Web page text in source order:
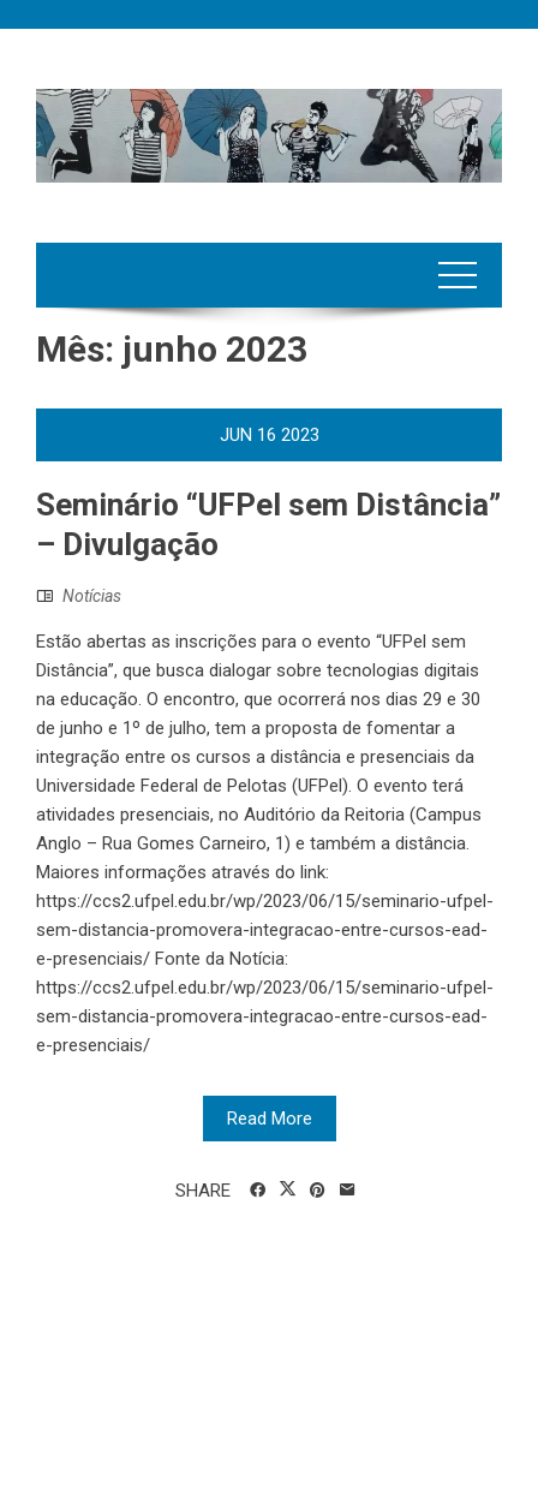
Mês: junho 2023
JUN 16 2023
Seminário “UFPel sem Distância”
– Divulgação
Notícias
Estão abertas as inscrições para o evento “UFPel sem
Distância”, que busca dialogar sobre tecnologias digitais
na educação. O encontro, que ocorrerá nos dias 29 e 30
de junho e 1º de julho, tem a proposta de fomentar a
integração entre os cursos a distância e presenciais da
Universidade Federal de Pelotas (UFPel). O evento terá
atividades presenciais, no Auditório da Reitoria (Campus
Anglo – Rua Gomes Carneiro, 1) e também a distância.
Maiores informações através do link:
https://ccs2.ufpel.edu.br/wp/2023/06/15/seminario-ufpel-
sem-distancia-promovera-integracao-entre-cursos-ead-
e-presenciais/ Fonte da Notícia:
https://ccs2.ufpel.edu.br/wp/2023/06/15/seminario-ufpel-
sem-distancia-promovera-integracao-entre-cursos-ead-
e-presenciais/
Read More
SHARE